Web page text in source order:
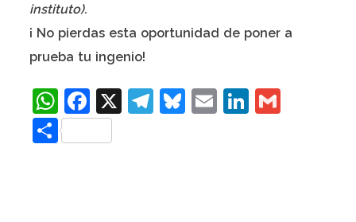
instituto).
¡ No pierdas esta oportunidad de poner a
prueba tu ingenio!
WhatsApp
Facebook
X Telegram
Bluesky
EmailLinkedIn
Compartir